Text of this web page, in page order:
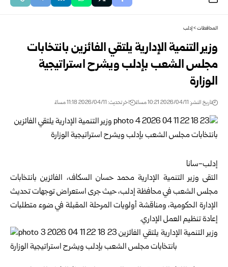
المحافظات>إدلب
وزير التنمية الإدارية يلتقي الفائزين بانتخابات
مجلس الشعب بإدلب ويشرح استراتيجية
الوزارة
تاريخ النشر: 2026/04/11 10:21 مساءً اخر تحديث: 2026/04/11 11:18 مساءً
إدلب-سانا
التقى وزير التنمية الإدارية محمد حسان السكاف، الفائزين بانتخابات
مجلس الشعب فيمحافظة إدلب، حيث جرى استعراض توجهات تحديث
الإدارة الحكومية، ومناقشة أولويات المرحلة المقبلة في ضوء متطلبات
إعادة تنظيم العمل الإداري.